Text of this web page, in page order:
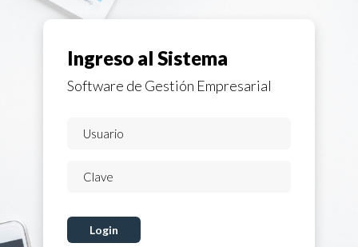
Ingreso al Sistema
Software de Gestión Empresarial
Login